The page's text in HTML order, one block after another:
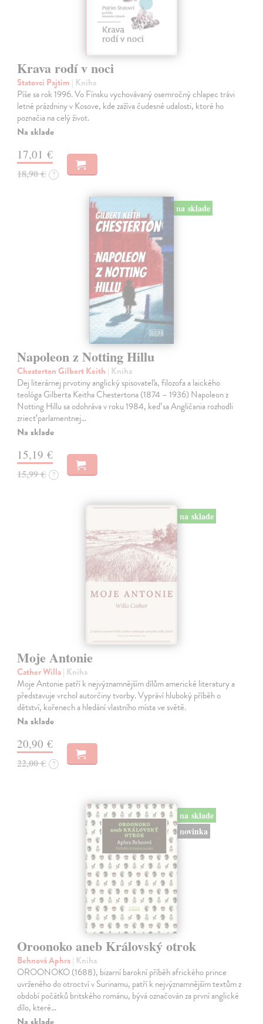
Krava rodí v noci
Statovci Pajtim | Kniha
Píše sa rok 1996. Vo Fínsku vychovávaný osemročný chlapec trávi
letné prázdniny v Kosove, kde zažíva čudesné udalosti, ktoré ho
poznačia na celý život.
Na sklade
17,01 €
18,90 € ?
na sklade
Napoleon z Notting Hillu
Chesterton Gilbert Keith | Kniha
Dej literárnej prvotiny anglický spisovateľa, filozofa a laického
teológa Gilberta Keitha Chestertona (1874 – 1936) Napoleon z
Notting Hillu sa odohráva v roku 1984, keď sa Angličania rozhodli
zriecť parlamentnej…
Na sklade
15,19 €
15,99 € ?
na sklade
Moje Antonie
Cather Willa| Kniha
Moje Antonie patří k nejvýznamnějším dílům americké literatury a
představuje vrchol autorčiny tvorby. Vypráví hluboký příběh o
dětství, kořenech a hledání vlastního místa ve světě.
Na sklade
20,90 €
22,00 € ?
na sklade
novinka
Oroonoko aneb Královský otrok
Behnová Aphra| Kniha
OROONOKO (1688), bizarní barokní příběh afrického prince
uvrženého do otroctví v Surinamu, patří k nejvýznamnějším textům z
období počátků britského románu, bývá označován za první anglické
dílo, které…